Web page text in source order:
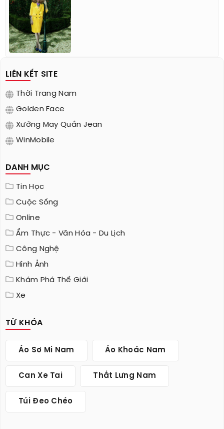
LIÊN KẾT SITE
Thời Trang Nam
Golden Face
Xưởng May Quần Jean
WinMobile
DANH MỤC
Tin Học
Cuộc Sống
Online
Ẩm Thực - Văn Hóa - Du Lịch
Công Nghệ
Hình Ảnh
Khám Phá Thế Giới
Xe
TỪ KHÓA
Áo Sơ Mi Nam Áo Khoác Nam
Can Xe Tai Thắt Lưng Nam
Túi Đeo Chéo